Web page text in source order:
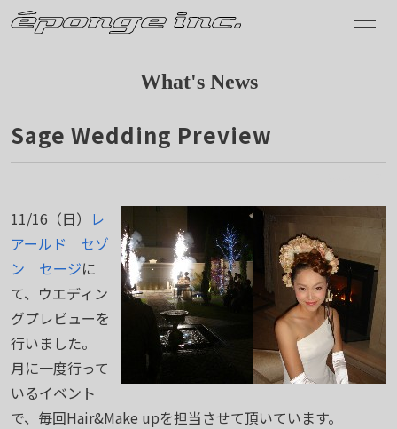
What's News
Sage Wedding Preview
11/16（日） レ
アールド セゾ
ン セージに
て、ウエディン
グプレビューを
行いました。
月に一度行って
いるイベント
で、毎回Hair&Make upを担当させて頂いています。